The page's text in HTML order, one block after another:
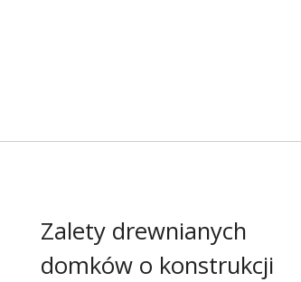
Zalety drewnianych
domków o konstrukcji